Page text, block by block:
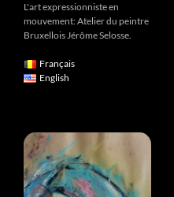
L'art expressionniste en
mouvement: Atelier du peintre
Bruxellois Jérôme Selosse.
Français
English